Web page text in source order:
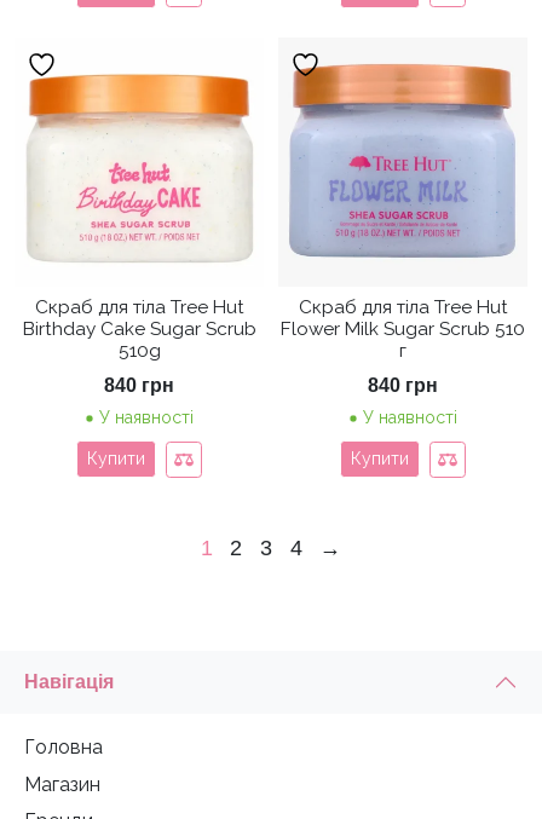
Скраб для тіла Tree Hut
Birthday Cake Sugar Scrub
510g
840 грн
У наявності
Купити
Скраб для тіла Tree Hut
Flower Milk Sugar Scrub 510
г
840 грн
У наявності
Купити
1 2 3 4 →
Навігація
Головна
Магазин